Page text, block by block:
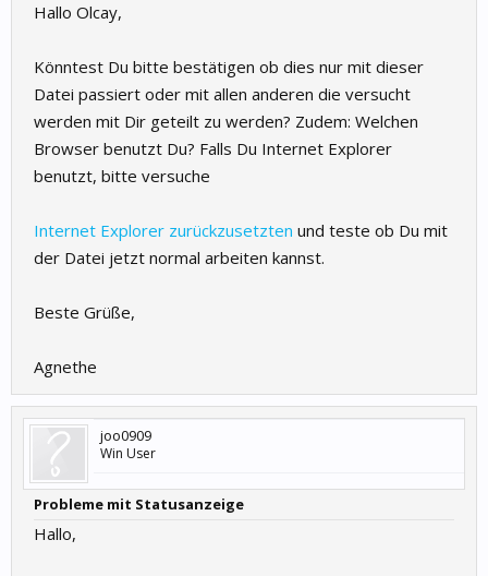
Hallo Olcay,
Könntest Du bitte bestätigen ob dies nur mit dieser
Datei passiert oder mit allen anderen die versucht
werden mit Dir geteilt zu werden? Zudem: Welchen
Browser benutzt Du? Falls Du Internet Explorer
benutzt, bitte versuche
Internet Explorer zurückzusetzten und teste ob Du mit
der Datei jetzt normal arbeiten kannst.
Beste Grüße,
Agnethe
joo0909
Win User
Probleme mit Statusanzeige
Hallo,